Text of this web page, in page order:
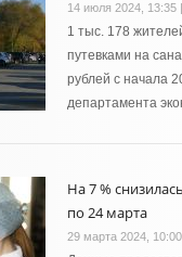
14 июля 2024, 13:35 |
1 тыс. 178
путевками на
рублей с начала
департамента
На 7 %
по 24 марта
29 марта 2024, 10:00